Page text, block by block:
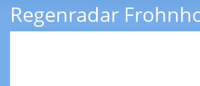
Regenradar